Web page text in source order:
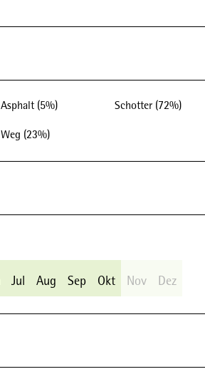
Asphalt (5%) Schotter (72%)
Weg (23%)
Jul Aug Sep Okt Nov Dez